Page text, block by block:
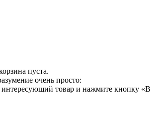
пуста.
очень просто:
интересующий товар и нажмите кнопку «В